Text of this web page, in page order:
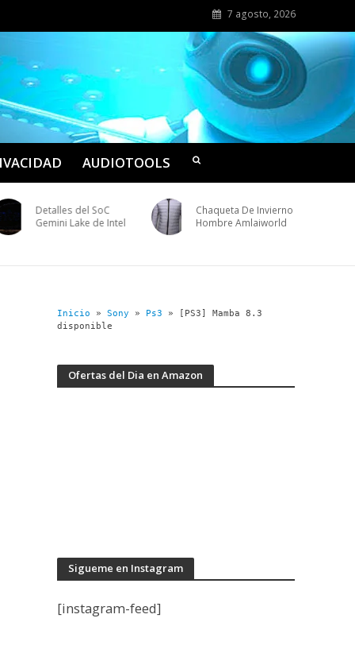
7 agosto, 2026
AUDIOTOOLS
Detalles del SoC
Gemini Lake de Intel
Chaqueta De Invierno
Hombre Amlaiworld
Inicio » Sony » Ps3 » [PS3] Mamba 8.3
disponible
Ofertas del Dia en Amazon
Sigueme en Instagram
[instagram-feed]